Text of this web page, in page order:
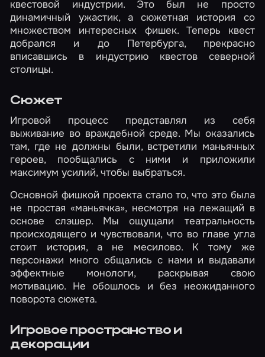
квестовой индустрии. Это был не просто
динамичный ужастик, а сюжетная история со
множеством интересных фишек. Теперь квест
добрался и до Петербурга, прекрасно
вписавшись в индустрию квестов северной
столицы.
Сюжет
Игровой процесс представлял из себя
выживание во враждебной среде. Мы оказались
там, где не должны были, встретили маньячных
героев, пообщались с ними и приложили
максимум усилий, чтобы выбраться.
Основной фишкой проекта стало то, что это была
не простая «маньячка», несмотря на лежащий в
основе слэшер. Мы ощущали театральность
происходящего и чувствовали, что во главе угла
стоит история, а не месилово. К тому же
персонажи много общались с нами и выдавали
эффектные монологи, раскрывая свою
мотивацию. Не обошлось и без неожиданного
поворота сюжета.
Игровое пространство и
декорации